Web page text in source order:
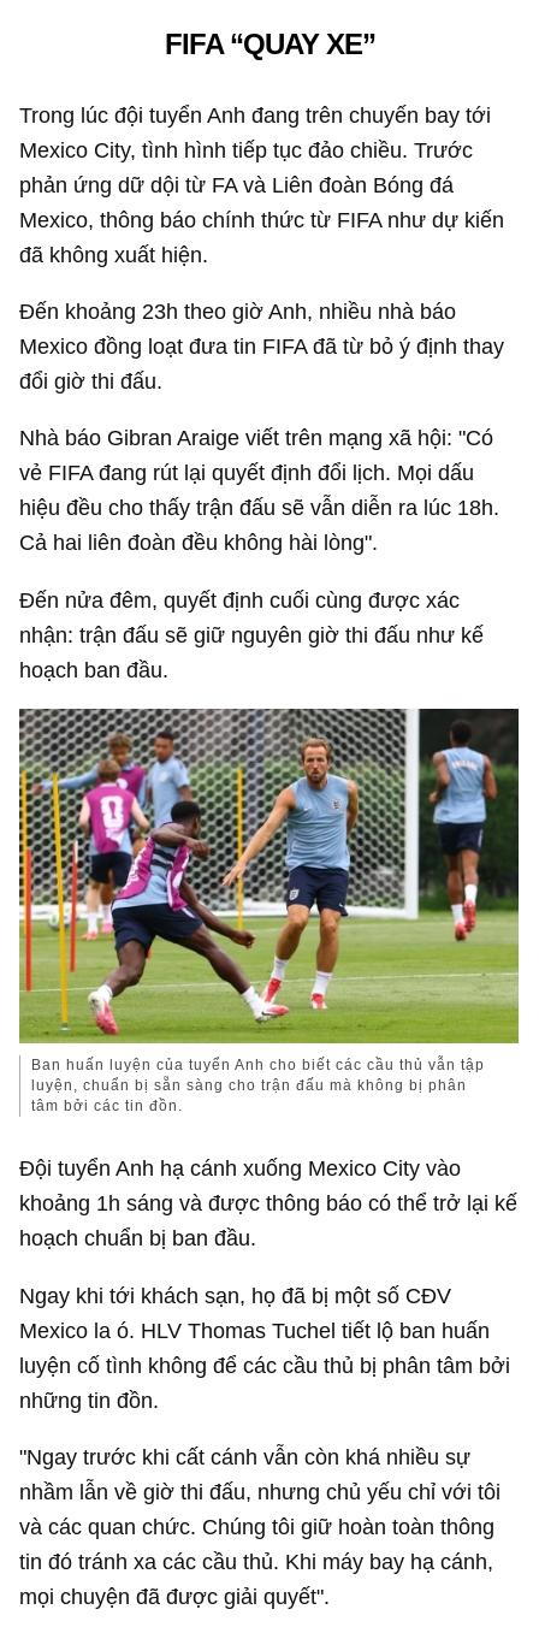
FIFA “QUAY XE”
Trong lúc đội tuyển Anh đang trên chuyến bay tới
Mexico City, tình hình tiếp tục đảo chiều. Trước
phản ứng dữ dội từ FA và Liên đoàn Bóng đá
Mexico, thông báo chính thức từ FIFA như dự kiến
đã không xuất hiện.
Đến khoảng 23h theo giờ Anh, nhiều nhà báo
Mexico đồng loạt đưa tin FIFA đã từ bỏ ý định thay
đổi giờ thi đấu.
Nhà báo Gibran Araige viết trên mạng xã hội: "Có
vẻ FIFA đang rút lại quyết định đổi lịch. Mọi dấu
hiệu đều cho thấy trận đấu sẽ vẫn diễn ra lúc 18h.
Cả hai liên đoàn đều không hài lòng".
Đến nửa đêm, quyết định cuối cùng được xác
nhận: trận đấu sẽ giữ nguyên giờ thi đấu như kế
hoạch ban đầu.
Ban huấn luyện của tuyển Anh cho biết các cầu thủ vẫn tập
luyện, chuẩn bị sẵn sàng cho trận đấu mà không bị phân
tâm bởi các tin đồn.
Đội tuyển Anh hạ cánh xuống Mexico City vào
khoảng 1h sáng và được thông báo có thể trở lại kế
hoạch chuẩn bị ban đầu.
Ngay khi tới khách sạn, họ đã bị một số CĐV
Mexico la ó. HLV Thomas Tuchel tiết lộ ban huấn
luyện cố tình không để các cầu thủ bị phân tâm bởi
những tin đồn.
"Ngay trước khi cất cánh vẫn còn khá nhiều sự
nhầm lẫn về giờ thi đấu, nhưng chủ yếu chỉ với tôi
và các quan chức. Chúng tôi giữ hoàn toàn thông
tin đó tránh xa các cầu thủ. Khi máy bay hạ cánh,
mọi chuyện đã được giải quyết".